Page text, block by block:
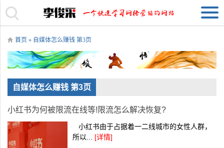
首页 » 自媒体怎么赚钱 第3页
自媒体怎么赚钱 第3页
小红书为何被限流在线等!限流怎么解决恢复?
小红书由于占据着一二线城市的女性人群，
所以... [详情]